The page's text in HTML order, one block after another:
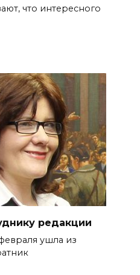
что интересного
редакции
ушла из